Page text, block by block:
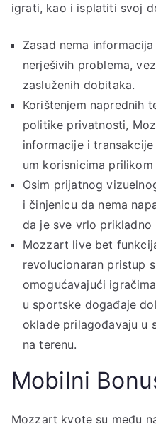
igrati, kao i isplatiti svoj
Zasad nema
nerješivih problema,
zasluženih dobitaka.
Korištenjem naprednih
politike privatnosti,
informacije i
um korisnicima prilikom
Osim prijatnog
i činjenicu da nema
da je sve vrlo prikladno
Mozzart live bet
revolucionaran pristup
omogućavajući
u sportske događaje
oklade prilagođavaju u
na terenu.
Mobilni
Mozzart kvote su među